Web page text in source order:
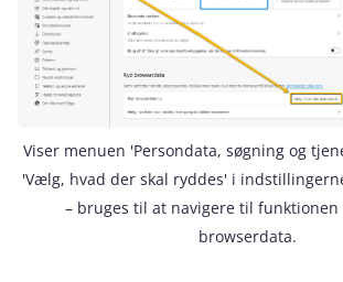
Viser menuen 'Persondata, søgning og
'Vælg, hvad der skal ryddes' i
– bruges til at navigere til
browserdata.